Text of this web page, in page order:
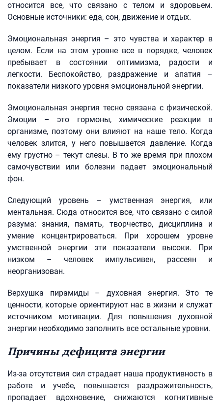
относится все, что связано с телом и здоровьем.
Основные источники: еда, сон, движение и отдых.
Эмоциональная энергия – это чувства и характер в
целом. Если на этом уровне все в порядке, человек
пребывает в состоянии оптимизма, радости и
легкости. Беспокойство, раздражение и апатия –
показатели низкого уровня эмоциональной энергии.
Эмоциональная энергия тесно связана с физической.
Эмоции – это гормоны, химические реакции в
организме, поэтому они влияют на наше тело. Когда
человек злится, у него повышается давление. Когда
ему грустно – текут слезы. В то же время при плохом
самочувствии или болезни падает эмоциональный
фон.
Следующий уровень – умственная энергия, или
ментальная. Сюда относится все, что связано с силой
разума: знания, память, творчество, дисциплина и
умение концентрироваться. При хорошем уровне
умственной энергии эти показатели высоки. При
низком – человек импульсивен, рассеян и
неорганизован.
Верхушка пирамиды – духовная энергия. Это те
ценности, которые ориентируют нас в жизни и служат
источником мотивации. Для повышения духовной
энергии необходимо заполнить все остальные уровни.
Причины дефицита энергии
Из-за отсутствия сил страдает наша продуктивность в
работе и учебе, повышается раздражительность,
пропадает вдохновение, снижаются когнитивные